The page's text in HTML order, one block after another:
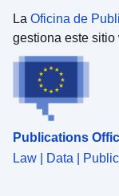
La Oficina de
gestiona este sitio
Publications
Law | Data |